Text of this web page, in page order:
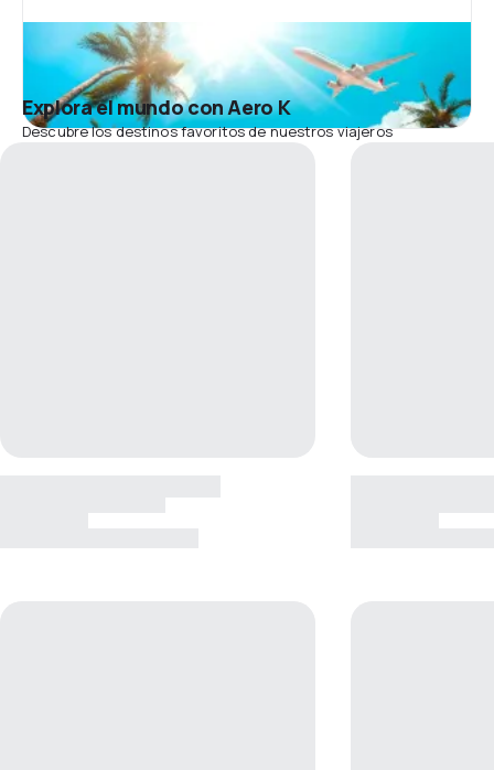
Explora el mundo con Aero K
Descubre los destinos favoritos de nuestros viajeros